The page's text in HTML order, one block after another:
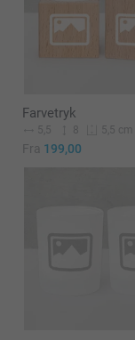
Farvetryk
5,5 8 5,5 cm
Fra 199,00